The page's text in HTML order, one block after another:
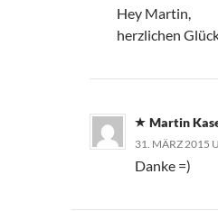
Hey Martin,
herzlichen
Martin
31. MÄRZ 2015
Danke =)